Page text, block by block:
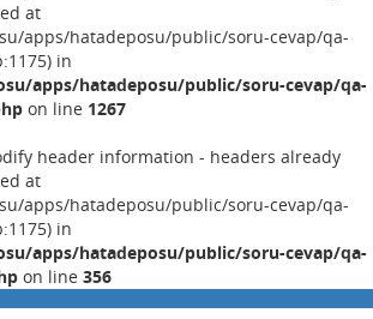
at
apps/hatadeposu/public/soru-cevap/qa-
in
apps/hatadeposu/public/soru-cevap/qa-
on line 1267
header information - headers already
at
apps/hatadeposu/public/soru-cevap/qa-
in
apps/hatadeposu/public/soru-cevap/qa-
on line 356